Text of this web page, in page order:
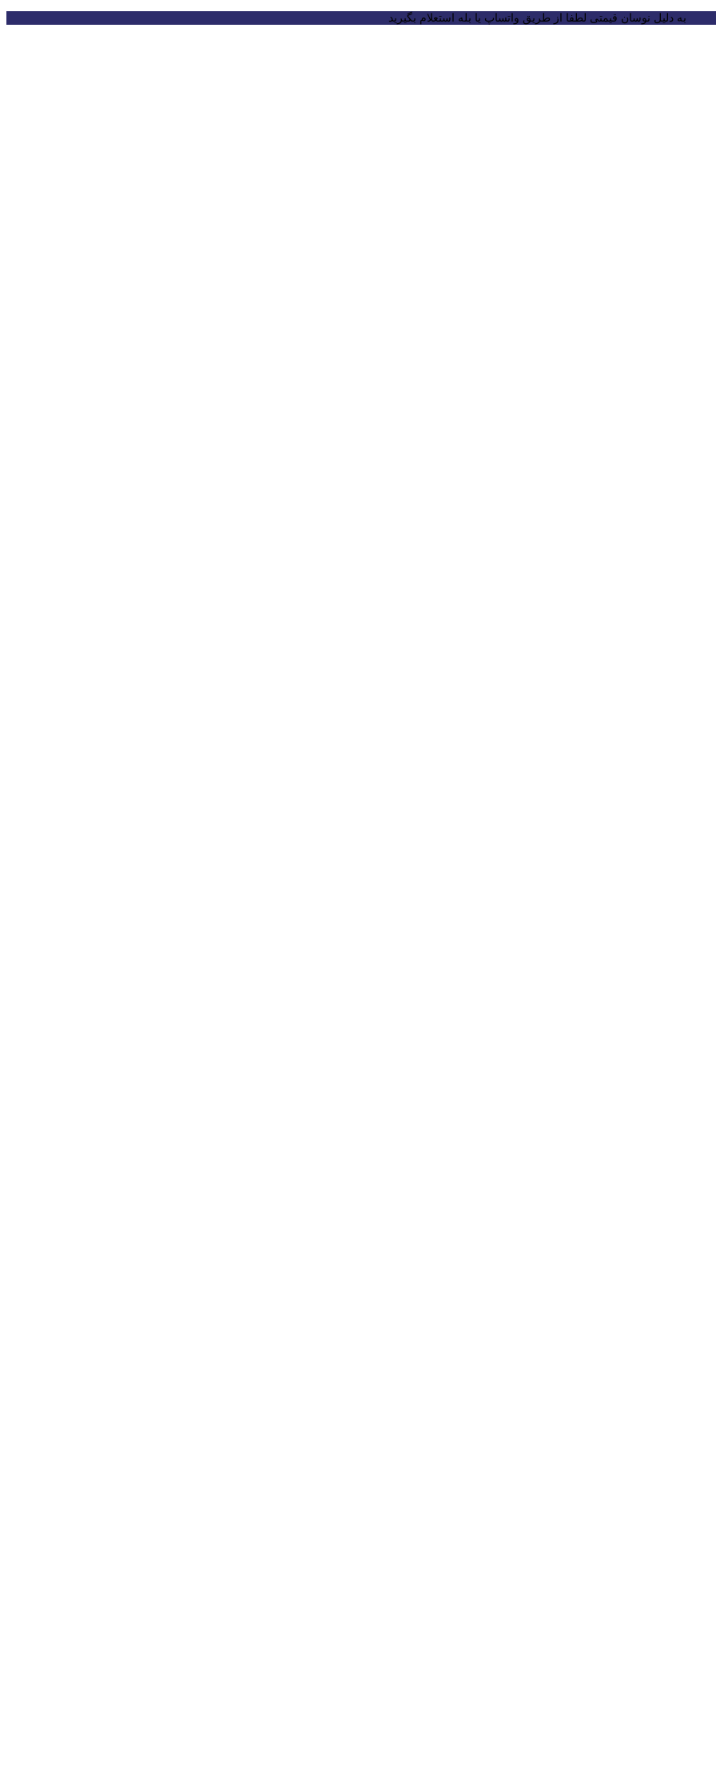
به دلیل نوسان قیمتی لطفا از طریق واتساپ یا بله استعلام بگیرید